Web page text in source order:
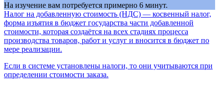
На изучение вам потребуется примерно 6 минут.
Налог на добавленную стоимость (НДС) — косвенный налог,
форма изъятия в бюджет государства части добавленной
стоимости, которая создаётся на всех стадиях процесса
производства товаров, работ и услуг и вносится в бюджет по
мере реализации.
Если в системе установлены налоги, то они учитываются при
определении стоимости заказа.